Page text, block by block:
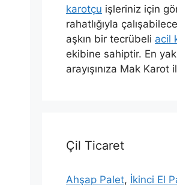
karotçu işleriniz için
rahatlığıyla
aşkın bir tecrübeli acil
ekibine sahiptir. En
arayışınıza Mak Karot
Çil Ticaret
Ahşap Palet, İkinci El